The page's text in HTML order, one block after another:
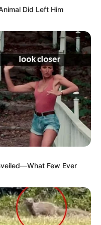
LA SEMAINE !
Did Left Him
Few Ever